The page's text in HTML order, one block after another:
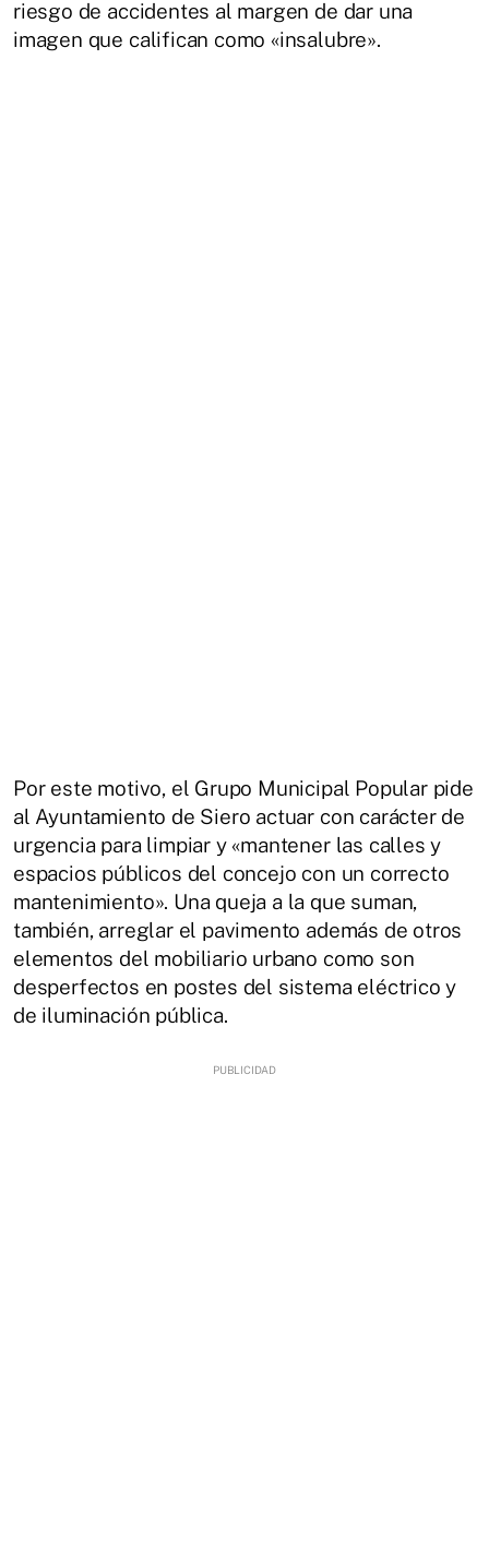
riesgo de accidentes al margen de dar una
imagen que califican como «insalubre».
Por este motivo, el Grupo Municipal Popular pide
al Ayuntamiento de Siero actuar con carácter de
urgencia para limpiar y «mantener las calles y
espacios públicos del concejo con un correcto
mantenimiento». Una queja a la que suman,
también, arreglar el pavimento además de otros
elementos del mobiliario urbano como son
desperfectos en postes del sistema eléctrico y
de iluminación pública.